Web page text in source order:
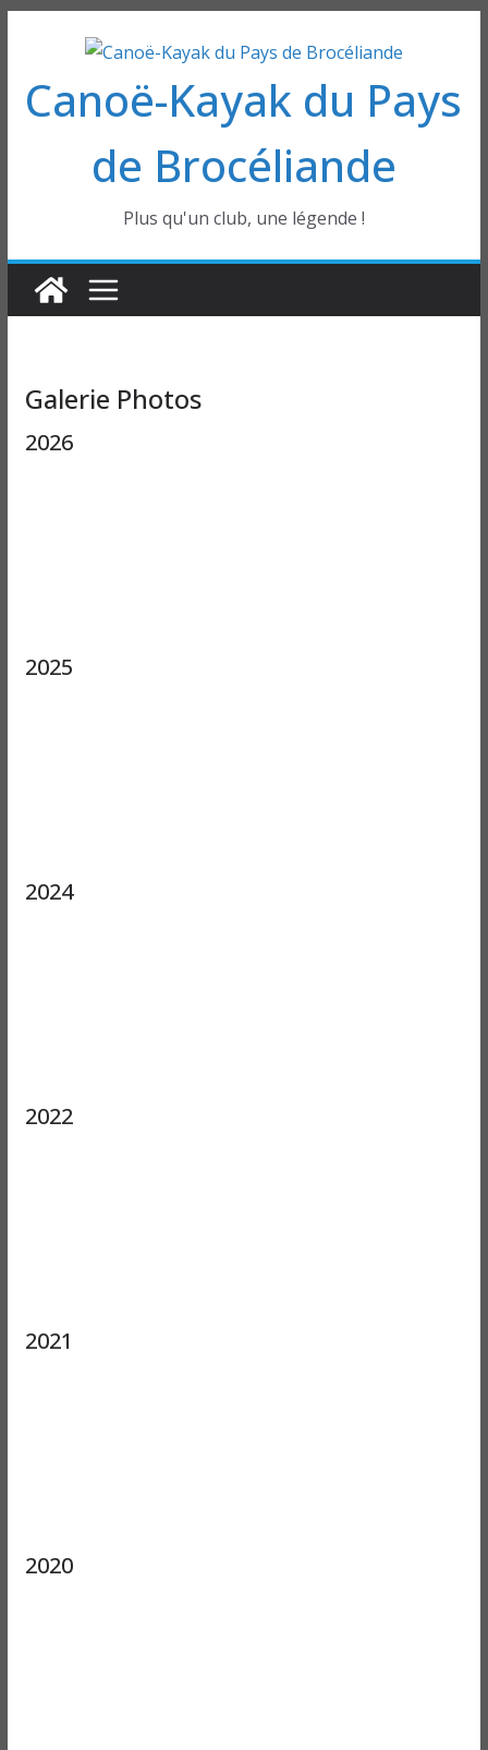
contenu
Canoë-Kayak du Pays
de Brocéliande
Plus qu'un club, une légende !
Galerie Photos
2026
2025
2024
2022
2021
2020